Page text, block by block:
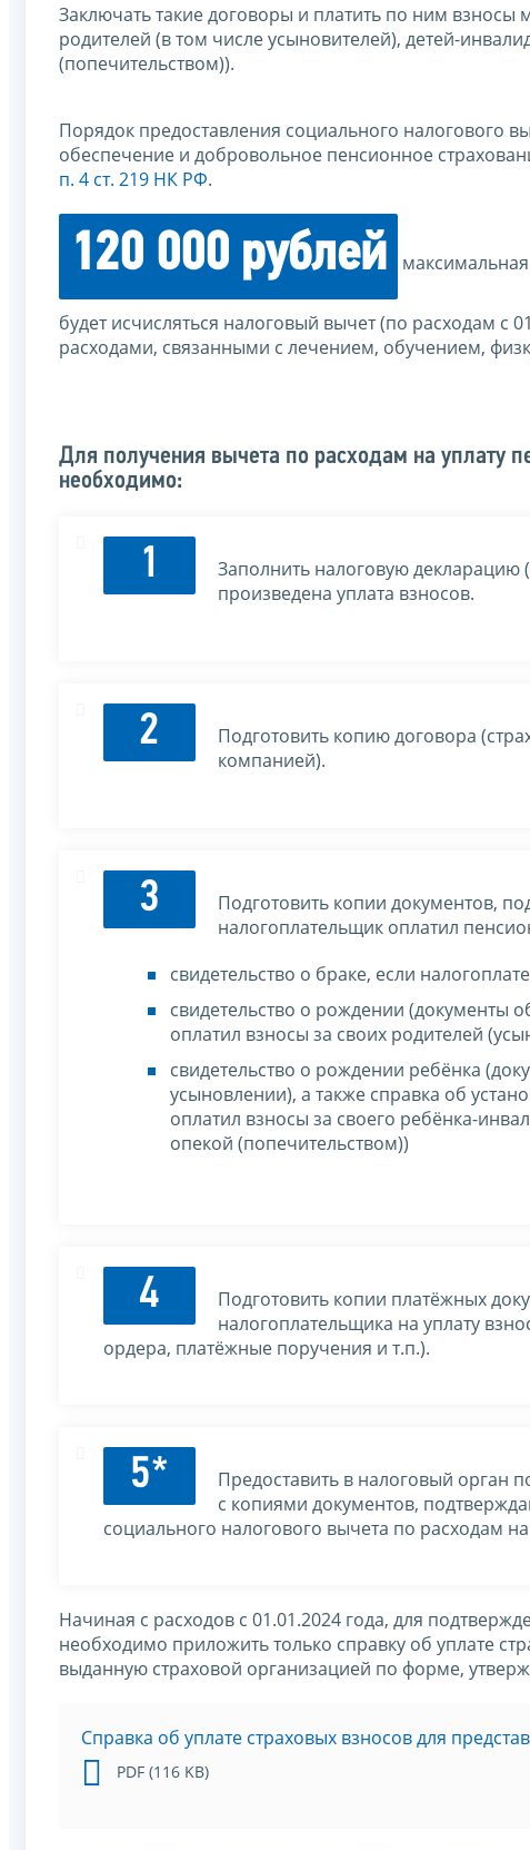
Заключать такие договоры и платить по ним взносы
родителей (в том числе усыновителей), детей-
(попечительством)).
Порядок предоставления социального налогового
обеспечение и добровольное пенсионное
п. 4 ст. 219 НК РФ.
120 000 рублей
будет исчисляться налоговый вычет (по расходам с
расходами, связанными с лечением, обучением,
Для получения вычета по расходам на уплату
необходимо:
1 Заполнить налоговую декларацию (
произведена уплата взносов.
2
Подготовить копию договора
компанией).
3
Подготовить копии документов,
налогоплательщик оплатил
свидетельство о браке, если
свидетельство о рождении (документы
оплатил взносы за своих родителей
свидетельство о рождении ребёнка
усыновлении), а также справка об
оплатил взносы за своего ребёнка-
опекой (попечительством))
4
Подготовить копии платёжных
налогоплательщика на уплату
ордера, платёжные поручения и т.п.).
5*
Предоставить в налоговый орган
с копиями документов,
социального налогового вычета по расходам
Начиная с расходов с 01.01.2024 года, для
необходимо приложить только справку об уплате
выданную страховой организацией по форме,
Cправка об уплате страховых взносов для
PDF (116 KB)